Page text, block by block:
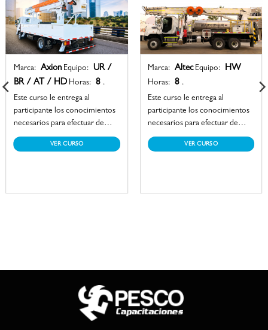
Marca: AxionEquipo:
UR /
BR / AT / HDHoras: 8 .
Este curso le entrega al
participante los conocimientos
necesarios para efectuar de
manera segura la operación de
un equipo elevador, alcanzando
VER CURSO
Marca: AltecEquipo: HW
Horas: 8 .
Este curso le entrega al
participante los conocimientos
necesarios para efectuar de
manera segura la operación de
un lavador de aisladores,
VER CURSO